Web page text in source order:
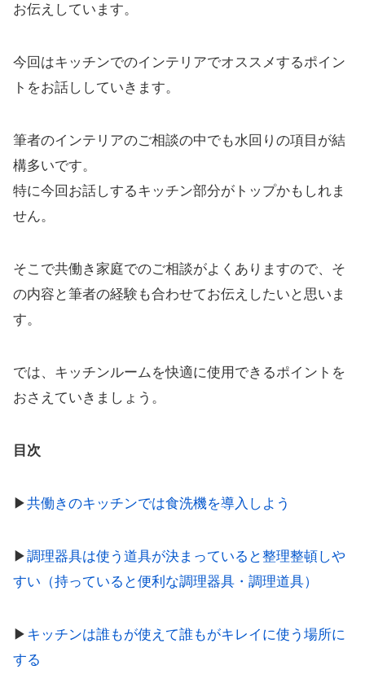
お伝えしています。
今回はキッチンでのインテリアでオススメするポイン
トをお話ししていきます。
筆者のインテリアのご相談の中でも水回りの項目が結
構多いです。
特に今回お話しするキッチン部分がトップかもしれま
せん。
そこで共働き家庭でのご相談がよくありますので、そ
の内容と筆者の経験も合わせてお伝えしたいと思いま
す。
では、キッチンルームを快適に使用できるポイントを
おさえていきましょう。
目次
▶︎共働きのキッチンでは食洗機を導入しよう
▶︎調理器具は使う道具が決まっていると整理整頓しや
すい（持っていると便利な調理器具・調理道具）
▶︎ キッチンは誰もが使えて誰もがキレイに使う場所に
する